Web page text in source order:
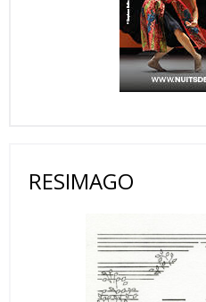
RESIMAGO